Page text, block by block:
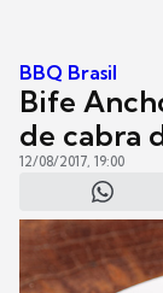
BBQ Brasil
Bife
de cabra
12/08/2017, 19:00